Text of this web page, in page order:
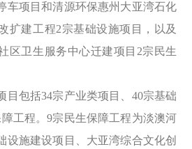
项目和清源环保惠州大亚湾石化
扩建工程2宗基础设施项目，以及
区卫生服务中心迁建项目2宗民生
包括34宗产业类项目、40宗基础
工程。9宗民生保障工程为淡澳河
设施建设项目、大亚湾综合文化创